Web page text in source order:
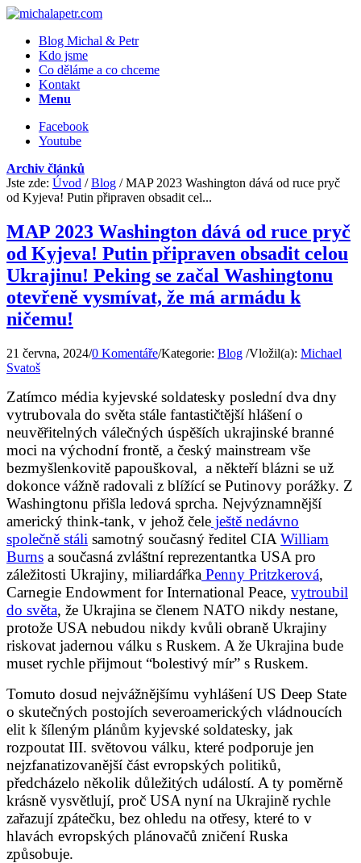
Blog Michal & Petr
Kdo jsme
Co děláme a co chceme
Kontakt
Menu
Facebook
Youtube
Archiv článků
Jste zde: Úvod / Blog / MAP 2023 Washington dává od ruce pryč
od Kyjeva! Putin připraven obsadit cel...
MAP 2023 Washington dává od ruce pryč
od Kyjeva! Putin připraven obsadit celou
Ukrajinu! Peking se začal Washingtonu
otevřeně vysmívat, že má armádu k
ničemu!
21 června, 2024/0 Komentáře/Kategorie: Blog /Vložil(a): Michael
Svatoš
Zatímco média kyjevské soldatesky poslední dva dny
vytrubovala do světa stále fantastičtější hlášení o
neuvěřitelných válečných úspěších ukrajinské branné
moci na východní frontě, a český mainstream vše
bezmyšlenkovitě papouškoval, a někteří blázni se už
dokonce vážně radovali z blížící se Putinovy porážky. Z
Washingtonu přišla ledová sprcha. Nejvýznamnější
americký think-tank, v jehož čele ještě nedávno
společně stáli samotný současný ředitel CIA William
Burns a současná zvláštní reprezentantka USA pro
záležitosti Ukrajiny, miliardářka Penny Pritzkerová,
Carnegie Endowment for International Peace, vytroubil
do světa, že Ukrajina se členem NATO nikdy nestane,
protože USA nebudou nikdy kvůli obraně Ukrajiny
riskovat jadernou válku s Ruskem. A že Ukrajina bude
muset rychle přijmout “bolestivý mír” s Ruskem.
Tomuto dosud nejvážnějšímu vyhlášení US Deep State
o skutečných postojích severoamerických vládnoucích
elit k šíleným plánům kyjevské soldatesky, jak
rozpoutat III. světovou válku, které podporuje jen
nejzfanatizovanější část evropských politiků,
předcházelo několik důležitých událostí. A ty poměrně
krásně vysvětlují, proč USA nyní na Ukrajině rychle
zařazují zpátečku, bez ohledu na otřesy, které to v
hlavách evropských plánovačů zničení Ruska
způsobuje.